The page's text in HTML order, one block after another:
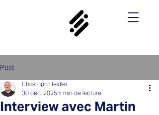
Post
Interview avec Martin
Christoph Heidler
30 déc. 2025 5 min de lecture